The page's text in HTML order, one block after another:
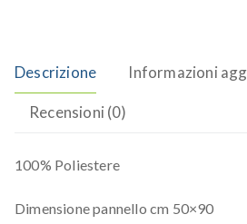
Descrizione Informazioni
Recensioni (0)
100% Poliestere
Dimensione pannello cm 50×90